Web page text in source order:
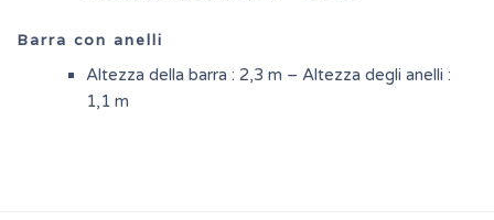
Barra con anelli
Altezza della barra : 2,3 m – Altezza degli anelli :
1,1 m